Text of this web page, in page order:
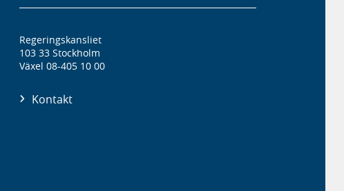
Regeringskansliet
103 33 Stockholm
Växel 08-405 10 00
Kontakt